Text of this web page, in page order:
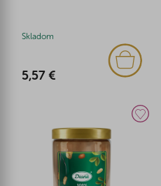
Skladom
5,57 €